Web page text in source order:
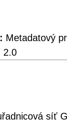
Metadatový
2.0
síť